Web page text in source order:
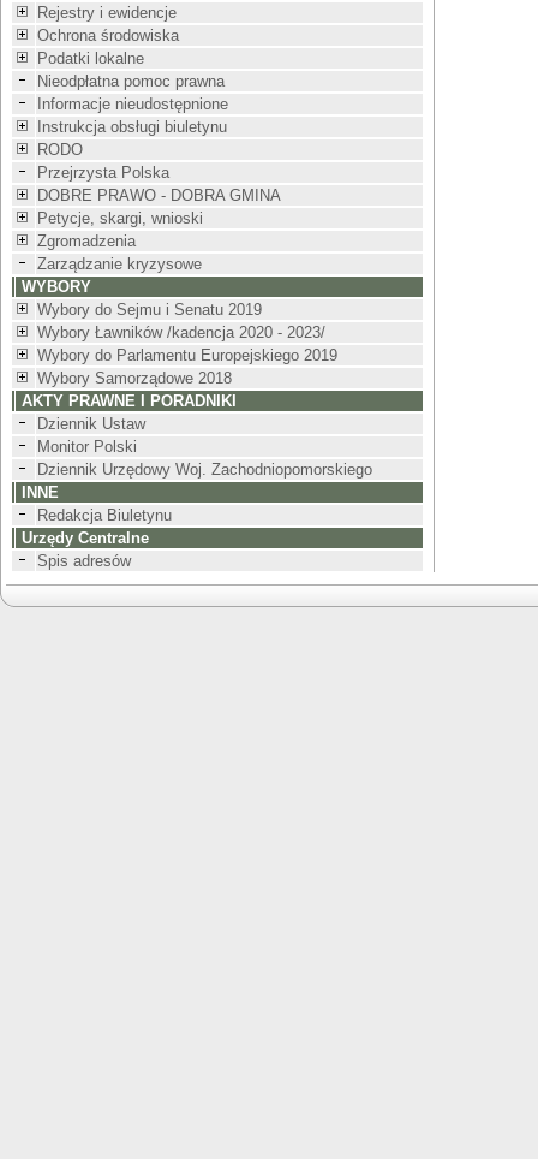
Rejestry i ewidencje
Ochrona środowiska
Podatki lokalne
Nieodpłatna pomoc prawna
Informacje nieudostępnione
Instrukcja obsługi biuletynu
RODO
Przejrzysta Polska
DOBRE PRAWO - DOBRA GMINA
Petycje, skargi, wnioski
Zgromadzenia
Zarządzanie kryzysowe
WYBORY
Wybory do Sejmu i Senatu 2019
Wybory Ławników /kadencja 2020 - 2023/
Wybory do Parlamentu Europejskiego 2019
Wybory Samorządowe 2018
AKTY PRAWNE I PORADNIKI
Dziennik Ustaw
Monitor Polski
Dziennik Urzędowy Woj. Zachodniopomorskiego
INNE
Redakcja Biuletynu
Urzędy Centralne
Spis adresów